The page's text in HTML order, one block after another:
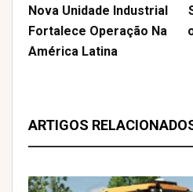
Nova Unidade Industrial
Fortalece Operação Na
América Latina
ARTIGOS